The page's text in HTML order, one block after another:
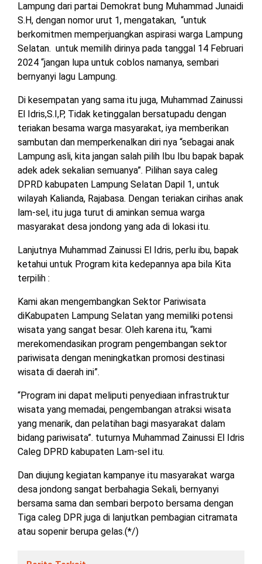
Lampung dari partai Demokrat bung Muhammad Junaidi
S.H, dengan nomor urut 1, mengatakan, “untuk
berkomitmen memperjuangkan aspirasi warga Lampung
Selatan. untuk memilih dirinya pada tanggal 14 Februari
2024 “jangan lupa untuk coblos namanya, sembari
bernyanyi lagu Lampung.
Di kesempatan yang sama itu juga, Muhammad Zainussi
El Idris,S.I,P, Tidak ketinggalan bersatupadu dengan
teriakan besama warga masyarakat, iya memberikan
sambutan dan memperkenalkan diri nya “sebagai anak
Lampung asli, kita jangan salah pilih Ibu Ibu bapak bapak
adek adek sekalian semuanya”. Pilihan saya caleg
DPRD kabupaten Lampung Selatan Dapil 1, untuk
wilayah Kalianda, Rajabasa. Dengan teriakan cirihas anak
lam-sel, itu juga turut di aminkan semua warga
masyarakat desa jondong yang ada di lokasi itu.
Lanjutnya Muhammad Zainussi El Idris, perlu ibu, bapak
ketahui untuk Program kita kedepannya apa bila Kita
terpilih :
Kami akan mengembangkan Sektor Pariwisata
diKabupaten Lampung Selatan yang memiliki potensi
wisata yang sangat besar. Oleh karena itu, “kami
merekomendasikan program pengembangan sektor
pariwisata dengan meningkatkan promosi destinasi
wisata di daerah ini”.
“Program ini dapat meliputi penyediaan infrastruktur
wisata yang memadai, pengembangan atraksi wisata
yang menarik, dan pelatihan bagi masyarakat dalam
bidang pariwisata”. tuturnya Muhammad Zainussi El Idris
Caleg DPRD kabupaten Lam-sel itu.
Dan diujung kegiatan kampanye itu masyarakat warga
desa jondong sangat berbahagia Sekali, bernyanyi
bersama sama dan sembari berpoto bersama dengan
Tiga caleg DPR juga di lanjutkan pembagian citramata
atau sopenir berupa gelas.(*/)